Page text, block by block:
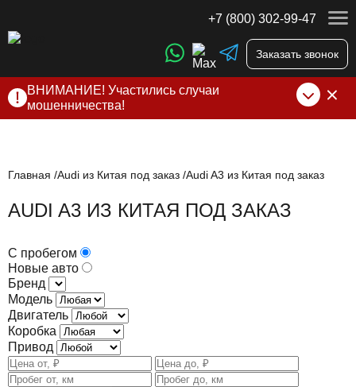
+7 (800) 302-99-47
Заказать звонок
ВНИМАНИЕ! Участились случаи
мошенничества!
нами по официальнымконтактам, указанным в соц сетях
Главная Audi из Китая под заказ Audi A3 из Китая под заказ
AUDI A3 ИЗ КИТАЯ ПОД ЗАКАЗ
С пробегом
Новые авто
Бренд
Модель
Двигатель
Коробка
Привод